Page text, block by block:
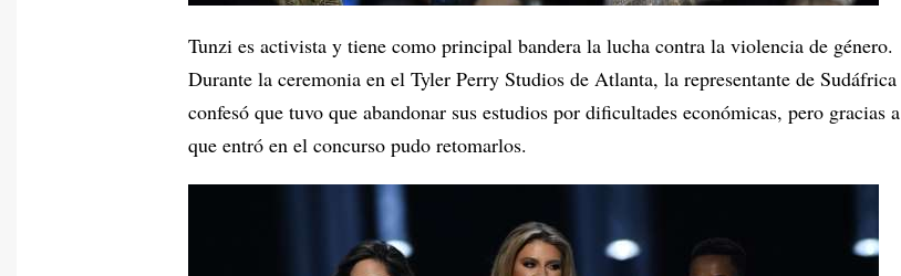
Tunzi es activista y tiene como principal bandera la lucha contra la violencia de género.
Durante la ceremonia en el Tyler Perry Studios de Atlanta, la representante de Sudáfrica
confesó que tuvo que abandonar sus estudios por dificultades económicas, pero gracias a
que entró en el concurso pudo retomarlos.